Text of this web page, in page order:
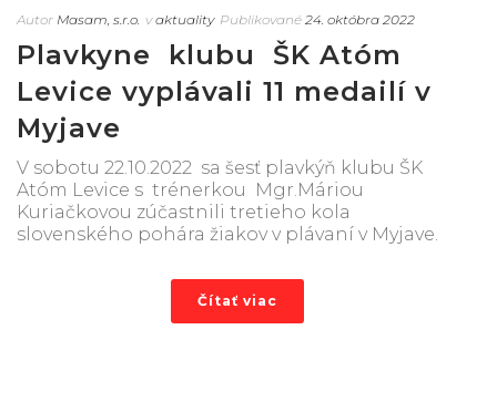
Autor Masam, s.r.o. v aktuality Publikované 24. októbra 2022
Plavkyne klubu ŠK Atóm
Levice vyplávali 11 medailí v
Myjave
V sobotu 22.10.2022 sa šesť plavkýň klubu ŠK
Atóm Levice s trénerkou Mgr.Máriou
Kuriačkovou zúčastnili tretieho kola
slovenského pohára žiakov v plávaní v Myjave.
Čítať viac